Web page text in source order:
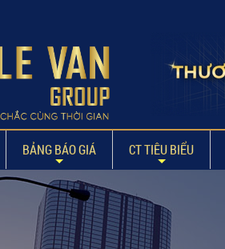
BẢNG BÁO GIÁ CT TIÊU BIỂU